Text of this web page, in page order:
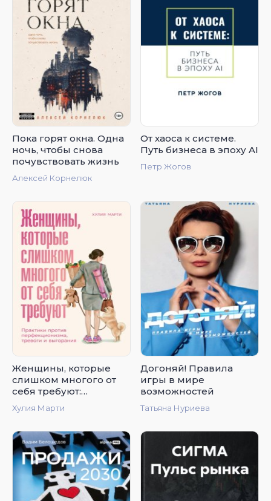
Пока горят окна. Одна
ночь, чтобы снова
почувствовать жизнь
Алексей Корнелюк
От хаоса к системе.
Путь бизнеса в эпоху AI
Петр Жогов
Женщины, которые
слишком многого от
себя требуют:
Практики против
перфекционизма,
Хулия Марти
Догоняй! Правила
игры в мире
возможностей
Татьяна Нуриева